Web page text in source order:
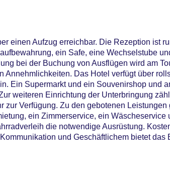
einen Aufzug erreichbar. Die Rezeption ist
ein Safe, eine Wechselstube
bei der Buchung von Ausflügen wird am
Annehmlichkeiten. Das Hotel verfügt über
Ein Supermarkt und ein Souvenirshop und
weiteren Einrichtung der Unterbringung
Verfügung. Zu den gebotenen Leistungen
ein Zimmerservice, ein Wäscheservice
die notwendige Ausrüstung.
und Geschäftlichem bietet das